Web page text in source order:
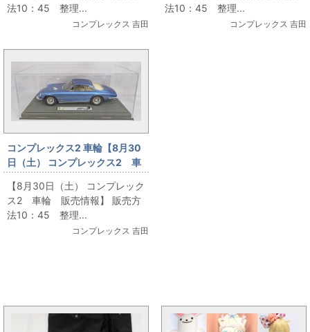
法10：45 整理...
コンプレックス 吉田
法10：45 整理...
コンプレックス 吉田
コンプレックス2 車輪【8月30
日（土） コンプレックス2 車
輪 販売情報】12
【8月30日（土） コンプレック
ス2 車輪 販売情報】 販売方
法10：45 整理...
コンプレックス 吉田